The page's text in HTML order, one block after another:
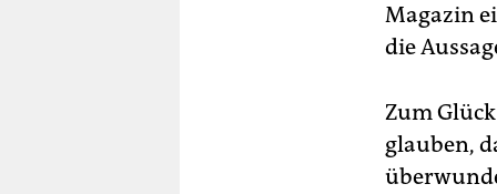
Magazin
die
Zum
glauben,